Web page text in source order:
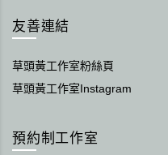
友善連結
草頭黃工作室粉絲頁
草頭黃工作室Instagram
預約制工作室